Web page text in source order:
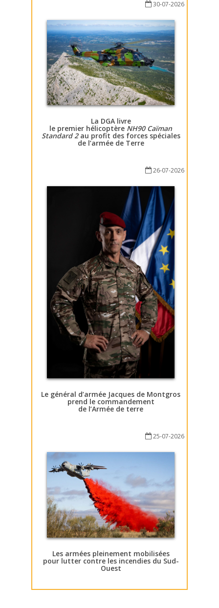
30-07-2026
La DGA livre
le premier hélicoptère NH90 Caïman
Standard 2au profit des forces spéciales
de l’armée de Terre
26-07-2026
Le général d’armée Jacques de Montgros
prend le commandement
de l’Armée de terre
25-07-2026
Les armées pleinement mobilisées
pour lutter contre les incendies du Sud-
Ouest